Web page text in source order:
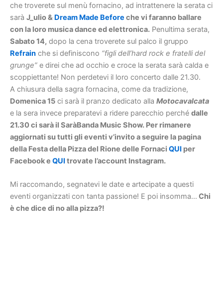
che troverete sul menù fornacino, ad intrattenere la serata ci
sarà J_ulio & Dream Made Before che vi faranno ballare
con la loro musica dance ed elettronica. Penultima serata,
Sabato 14, dopo la cena troverete sul palco il gruppo
Refrain che si definiscono “figli dell’hard rock e fratelli del
grunge” e direi che ad occhio e croce la serata sarà calda e
scoppiettante! Non perdetevi il loro concerto dalle 21.30.
A chiusura della sagra fornacina, come da tradizione,
Domenica 15 ci sarà il pranzo dedicato alla Motocavalcata
e la sera invece preparatevi a ridere parecchio perché dalle
21.30 ci sarà il SaràBanda Music Show. Per rimanere
aggiornati su tutti gli eventi v’invito a seguire la pagina
della Festa della Pizza del Rione delle Fornaci QUI per
Facebook e QUItrovate l’account Instagram.
Mi raccomando, segnatevi le date e artecipate a questi
eventi organizzati con tanta passione! E poi insomma… Chi
è che dice di no alla pizza?!